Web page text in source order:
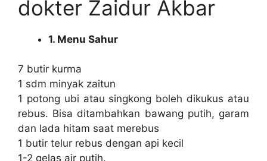
dokter Zaidur Akbar
1. Menu Sahur
7 butir kurma
1 sdm minyak zaitun
1 potong ubi atau singkong boleh dikukus atau
rebus. Bisa ditambahkan bawang putih, garam
dan lada hitam saat merebus
1 butir telur rebus dengan api kecil
1-2 gelas air putih.